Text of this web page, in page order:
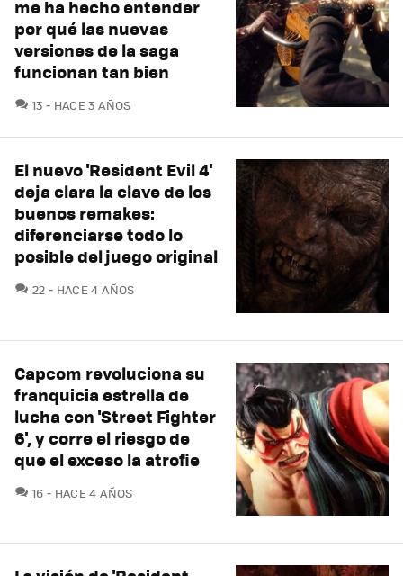
me ha hecho entender
por qué las nuevas
versiones de la saga
funcionan tan bien
13 COMENTARIOS
HACE 3 AÑOS
El nuevo 'Resident Evil 4'
deja clara la clave de los
buenos remakes:
diferenciarse todo lo
posible del juego original
22 COMENTARIOS
HACE 4 AÑOS
Capcom revoluciona su
franquicia estrella de
lucha con 'Street Fighter
6', y corre el riesgo de
que el exceso la atrofie
16 COMENTARIOS
HACE 4 AÑOS